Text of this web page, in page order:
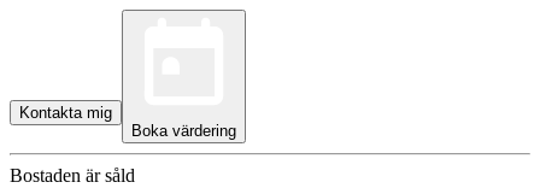
Kontakta mig
Boka värdering
Bostaden är såld